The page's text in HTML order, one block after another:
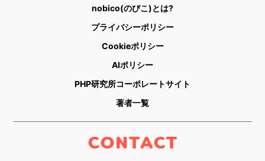
nobico(のびこ)とは?
プライバシーポリシー
Cookieポリシー
AIポリシー
PHP研究所コーポレートサイト
著者一覧